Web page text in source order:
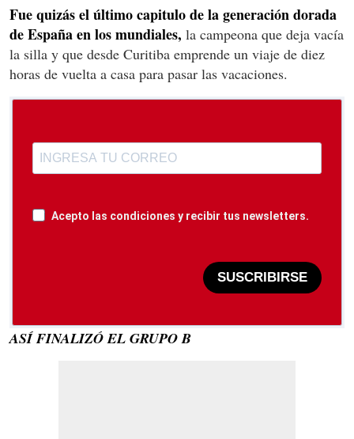
Fue quizás el último capitulo de la generación dorada
de España en los mundiales, la campeona que deja vacía
la silla y que desde Curitiba emprende un viaje de diez
horas de vuelta a casa para pasar las vacaciones.
Acepto las condiciones y recibir tus newsletters.
SUSCRIBIRSE
ASÍ FINALIZÓ EL GRUPO B